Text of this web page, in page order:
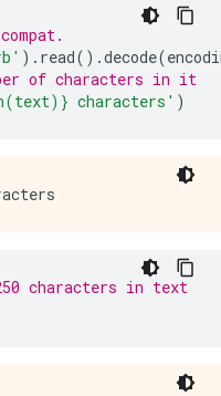
). read().decode(
of characters in it
characters' )
characters in text